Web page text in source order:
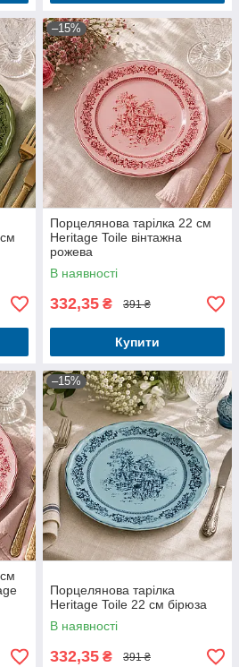
–15%
Порцелянова тарілка 22 см
Heritage Toile вінтажна
рожева
В наявності
332,35 ₴ 391 ₴
Купити
–15%
Порцелянова тарілка
Heritage Toile 22 см бірюза
В наявності
332,35 ₴ 391 ₴